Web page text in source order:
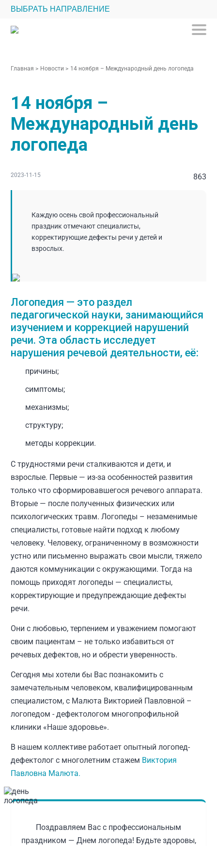
ВЫБРАТЬ НАПРАВЛЕНИЕ
Главная > Новости > 14 ноября – Международный день логопеда
14 ноября –
Международный день
логопеда
2023-11-15 863
Каждую осень свой профессиональный
праздник отмечают специалисты,
корректирующие дефекты речи у детей и
взрослых.
Логопедия — это раздел
педагогической науки, занимающийся
изучением и коррекцией нарушений
речи. Эта область исследует
нарушения речевой деятельности, её:
причины;
симптомы;
механизмы;
структуру;
методы коррекции.
С трудностями речи сталкиваются и дети, и
взрослые. Первые — из-за особенностей развития
только что сформировавшегося речевого аппарата.
Вторые — после полученных физических или
психологических травм. Логопеды – незаменимые
специалисты, готовые найти подход к любому
человеку. Человеку, ограниченному в возможности
устно или письменно выражать свои мысли, тяжело
даются коммуникации с окружающими. Тогда на
помощь приходят логопеды — специалисты,
корректирующие и предупреждающие дефекты
речи.
Они с любовью, терпением и уважением помогают
своим пациентам – не только избавиться от
речевых дефектов, но и обрести уверенность.
Сегодня мы хотели бы Вас познакомить с
замечательным человеком, квалифицированным
специалистом, с Малюта Викторией Павловной –
логопедом - дефектологом многопрофильной
клиники «Наше здоровье».
В нашем коллективе работает опытный логопед-
дефектолог с многолетним стажем Виктория
Павловна Малюта.
Поздравляем Вас с профессиональным
праздником — Днем логопеда! Будьте здоровы,